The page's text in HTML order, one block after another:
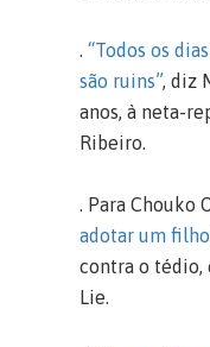
.“Todos os
são ruins”, diz
anos, à neta-
Ribeiro.
. Para Chouko
adotar um
contra o tédio,
Lie.